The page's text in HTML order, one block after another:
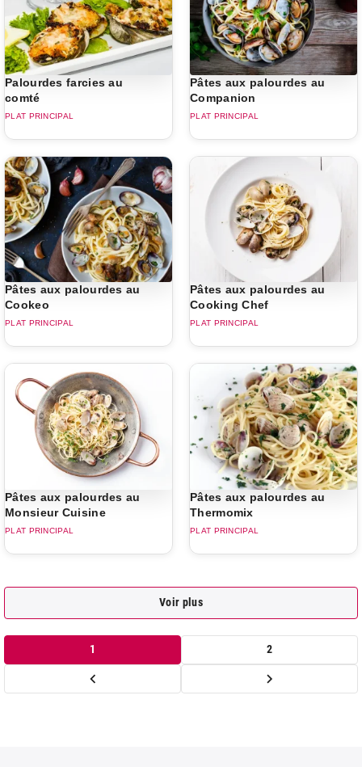
Palourdes farcies au
comté
PLAT PRINCIPAL
Pâtes aux palourdes au
Companion
PLAT PRINCIPAL
Pâtes aux palourdes au
Cookeo
PLAT PRINCIPAL
Pâtes aux palourdes au
Cooking Chef
PLAT PRINCIPAL
Pâtes aux palourdes au
Monsieur Cuisine
PLAT PRINCIPAL
Pâtes aux palourdes au
Thermomix
PLAT PRINCIPAL
Voir plus
1 2